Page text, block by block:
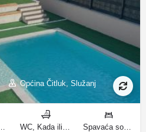
Općina Čitluk, Služanj